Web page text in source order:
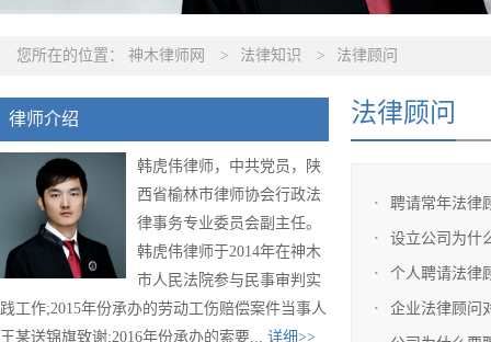
您所在的位置： 神木律师网 > 法律知识 > 法律顾问
律师介绍
韩虎伟律师，中共党员，陕
西省榆林市律师协会行政法
律事务专业委员会副主任。
韩虎伟律师于2014年在神木
市人民法院参与民事审判实
践工作;2015年份承办的劳动工伤赔偿案件当事人
王某送锦旗致谢;2016年份承办的索要... 详细>>
法律顾问
聘请常年法律
设立公司为什
个人聘请法律
企业法律顾问